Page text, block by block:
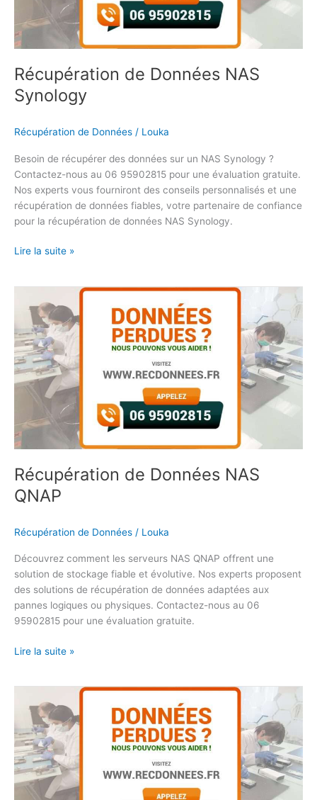
Récupération de Données NAS
Synology
Récupération de Données / Louka
Besoin de récupérer des données sur un NAS Synology ?
Contactez-nous au 06 95902815 pour une évaluation gratuite.
Nos experts vous fourniront des conseils personnalisés et une
récupération de données fiables, votre partenaire de confiance
pour la récupération de données NAS Synology.
Lire la suite »
Récupération de Données NAS
QNAP
Récupération de Données / Louka
Découvrez comment les serveurs NAS QNAP offrent une
solution de stockage fiable et évolutive. Nos experts proposent
des solutions de récupération de données adaptées aux
pannes logiques ou physiques. Contactez-nous au 06
95902815 pour une évaluation gratuite.
Données
NAS
QNAP
Lire la suite »
Données
NAS
à
Monaco